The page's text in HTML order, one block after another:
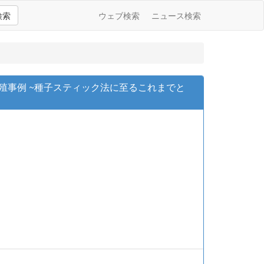
索 ウェブ検索 ニュース検索
例 ~種子スティック法に至るこれまでと